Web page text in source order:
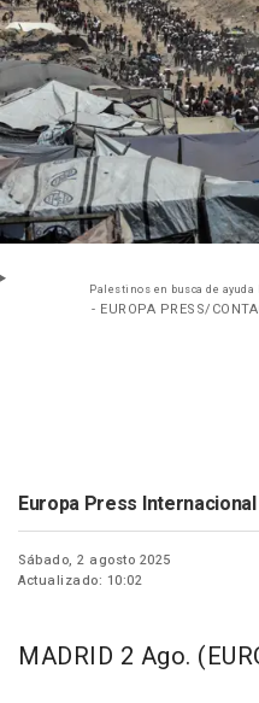
Palestinos en busca de
- EUROPA PRESS/
Europa Press Internacional
Sábado, 2 agosto 2025
Actualizado: 10:02
MADRID 2 Ago.